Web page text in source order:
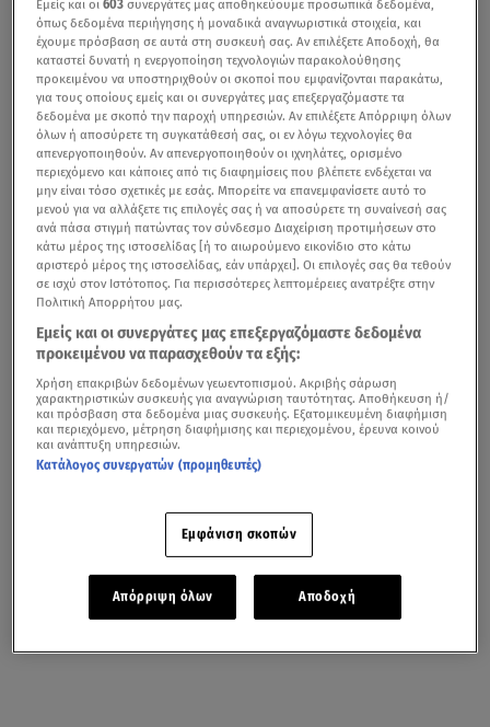
Εμείς και οι603 συνεργάτες μας αποθηκεύουμε προσωπικά δεδομένα,
όπως δεδομένα περιήγησης ή μοναδικά αναγνωριστικά στοιχεία, και
έχουμε πρόσβαση σε αυτά στη συσκευή σας. Αν επιλέξετε Αποδοχή, θα
καταστεί δυνατή η ενεργοποίηση τεχνολογιών παρακολούθησης
προκειμένου να υποστηριχθούν οι σκοποί που εμφανίζονται παρακάτω,
για τους οποίους εμείς και οι συνεργάτες μας επεξεργαζόμαστε τα
δεδομένα με σκοπό την παροχή υπηρεσιών. Αν επιλέξετε Απόρριψη όλων
όλων ή αποσύρετε τη συγκατάθεσή σας, οι εν λόγω τεχνολογίες θα
απενεργοποιηθούν. Αν απενεργοποιηθούν οι ιχνηλάτες, ορισμένο
περιεχόμενο και κάποιες από τις διαφημίσεις που βλέπετε ενδέχεται να
μην είναι τόσο σχετικές με εσάς. Μπορείτε να επανεμφανίσετε αυτό το
μενού για να αλλάξετε τις επιλογές σας ή να αποσύρετε τη συναίνεσή σας
ανά πάσα στιγμή πατώντας τον σύνδεσμο Διαχείριση προτιμήσεων στο
κάτω μέρος της ιστοσελίδας [ή το αιωρούμενο εικονίδιο στο κάτω
αριστερό μέρος της ιστοσελίδας, εάν υπάρχει]. Οι επιλογές σας θα τεθούν
σε ισχύ στον Ιστότοπος. Για περισσότερες λεπτομέρειες ανατρέξτε στην
Πολιτική Απορρήτου μας.
Εμείς και οι συνεργάτες μας επεξεργαζόμαστε δεδομένα
προκειμένου να παρασχεθούν τα εξής:
Χρήση επακριβών δεδομένων γεωεντοπισμού. Ακριβής σάρωση
χαρακτηριστικών συσκευής για αναγνώριση ταυτότητας. Αποθήκευση ή/
και πρόσβαση στα δεδομένα μιας συσκευής. Εξατομικευμένη διαφήμιση
και περιεχόμενο, μέτρηση διαφήμισης και περιεχομένου, έρευνα κοινού
και ανάπτυξη υπηρεσιών.
Κατάλογος συνεργατών (προμηθευτές)
Εμφάνιση σκοπών
Απόρριψη όλων Αποδοχή